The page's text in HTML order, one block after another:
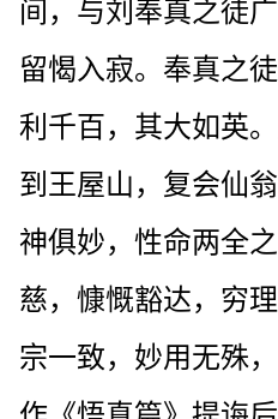
间，与刘奉真之徒
留愒入寂。奉真之
利千百，其大如英
到王屋山，复会仙
神俱妙，性命两全
慈，慷慨豁达，穷
宗一致，妙用无殊